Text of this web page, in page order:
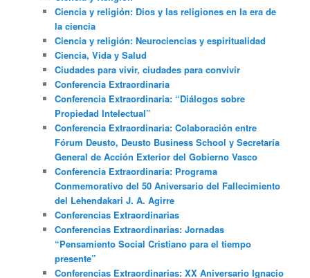
Ciencia y religión: Dios y las religiones en la era de
la ciencia
Ciencia y religión: Neurociencias y espiritualidad
Ciencia, Vida y Salud
Ciudades para vivir, ciudades para convivir
Conferencia Extraordinaria
Conferencia Extraordinaria: “Diálogos sobre
Propiedad Intelectual”
Conferencia Extraordinaria: Colaboración entre
Fórum Deusto, Deusto Business School y Secretaría
General de Acción Exterior del Gobierno Vasco
Conferencia Extraordinaria: Programa
Conmemorativo del 50 Aniversario del Fallecimiento
del Lehendakari J. A. Agirre
Conferencias Extraordinarias
Conferencias Extraordinarias: Jornadas
“Pensamiento Social Cristiano para el tiempo
presente”
Conferencias Extraordinarias: XX Aniversario Ignacio